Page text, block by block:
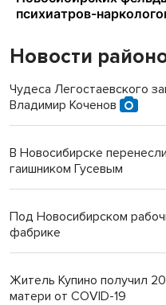
Новости
Чудеса Легостаевского
Владимир Коченов
В Новосибирске
гаишником Гусевым
Под Новосибирском
фабрике
Житель Купино получил
матери от COVID-19